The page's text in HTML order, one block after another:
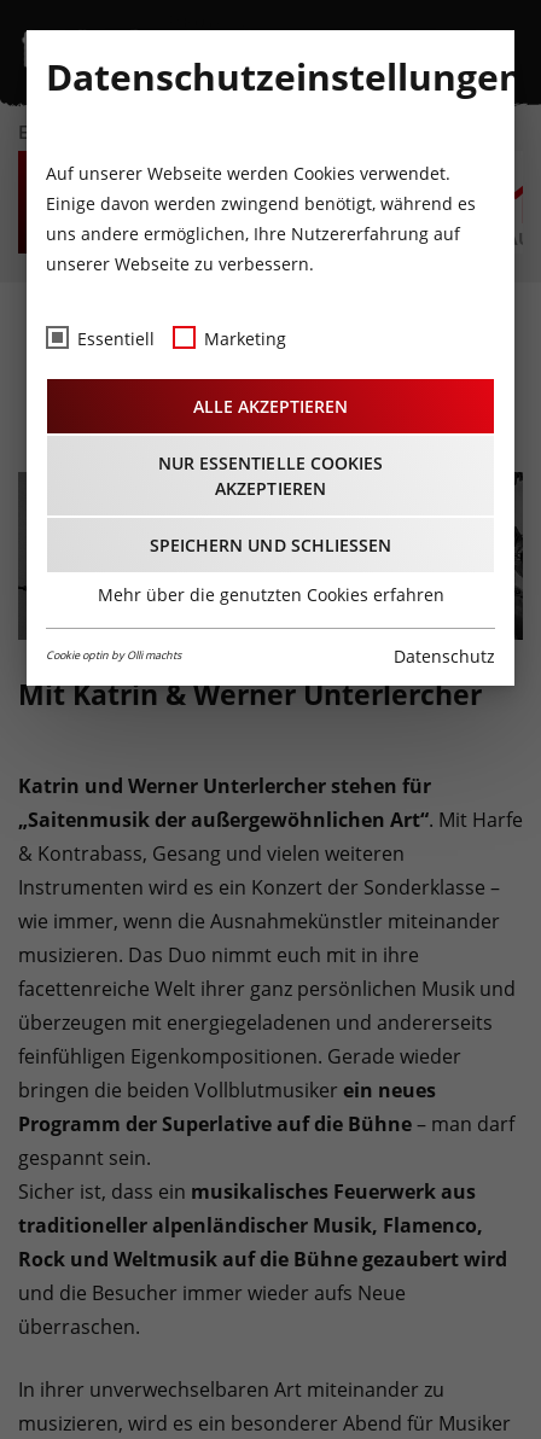
EVENTKALENDER
FR
7
AUGUST
SA
8
AUGUST
SO
9
AUGUST
MO
10
AUGUST
DI
11
AUGUST
Volksmusikabend Pur &
G'spritzt
31.07.2026 - Beginn 20:30 Uhr
Mit Katrin & Werner Unterlercher
Katrin und Werner Unterlercher stehen für
„Saitenmusik der außergewöhnlichen Art“. Mit Harfe
& Kontrabass, Gesang und vielen weiteren
Instrumenten wird es ein Konzert der Sonderklasse –
wie immer, wenn die Ausnahmekünstler miteinander
musizieren. Das Duo nimmt euch mit in ihre
facettenreiche Welt ihrer ganz persönlichen Musik und
überzeugen mit energiegeladenen und andererseits
feinfühligen Eigenkompositionen. Gerade wieder
bringen die beiden Vollblutmusiker ein neues
Programm der Superlative auf die Bühne– man darf
gespannt sein.
Sicher ist, dass ein musikalisches Feuerwerk aus
traditioneller alpenländischer Musik, Flamenco,
Rock und Weltmusik auf die Bühne gezaubert wird
und die Besucher immer wieder aufs Neue
überraschen.
In ihrer unverwechselbaren Art miteinander zu
musizieren, wird es ein besonderer Abend für Musiker
Datenschutzeinstellungen
Auf unserer Webseite werden Cookies verwendet.
Einige davon werden zwingend benötigt, während es
uns andere ermöglichen, Ihre Nutzererfahrung auf
unserer Webseite zu verbessern.
Essentiell Marketing
ALLE AKZEPTIEREN
NUR ESSENTIELLE COOKIES
AKZEPTIEREN
SPEICHERN UND SCHLIESSEN
Mehr über die genutzten Cookies erfahren
Cookie optin by Olli machts Datenschutz